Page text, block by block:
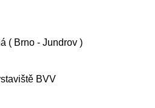
( Brno - Jundrov )
BVV